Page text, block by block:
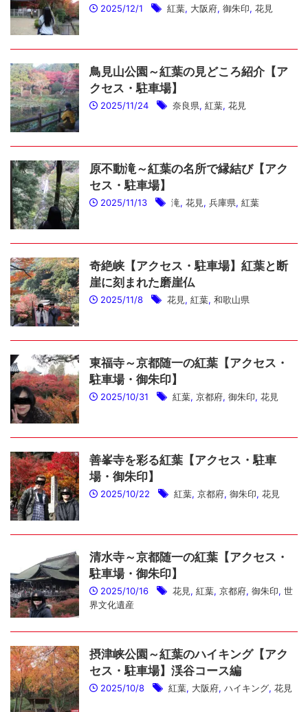
2025/12/1 紅葉, 大阪府, 御朱印, 花見
鳥見山公園～紅葉の見どころ紹介【ア
クセス・駐車場】
2025/11/24 奈良県, 紅葉, 花見
原不動滝～紅葉の名所で縁結び【アク
セス・駐車場】
2025/11/13 滝, 花見, 兵庫県, 紅葉
奇絶峡【アクセス・駐車場】紅葉と断
崖に刻まれた磨崖仏
2025/11/8 花見, 紅葉, 和歌山県
東福寺～京都随一の紅葉【アクセス・
駐車場・御朱印】
2025/10/31 紅葉, 京都府, 御朱印, 花見
善峯寺を彩る紅葉【アクセス・駐車
場・御朱印】
2025/10/22 紅葉, 京都府, 御朱印, 花見
清水寺～京都随一の紅葉【アクセス・
駐車場・御朱印】
2025/10/16 花見, 紅葉, 京都府, 御朱印, 世
界文化遺産
摂津峡公園～紅葉のハイキング【アク
セス・駐車場】渓谷コース編
2025/10/8 紅葉, 大阪府, ハイキング, 花見